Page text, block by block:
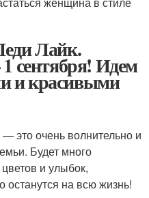
Лайк.
Идем
и красивыми
это очень волнительно и
Будет много
и улыбок,
на всю жизнь!